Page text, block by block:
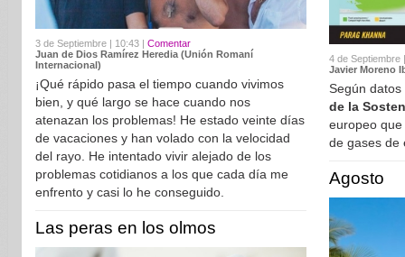
3 de Septiembre | 10:43 | Comentar
Juan de Dios Ramírez Heredia (Unión Romaní
Internacional)
¡Qué rápido pasa el tiempo cuando vivimos
bien, y qué largo se hace cuando nos
atenazan los problemas! He estado veinte días
de vacaciones y han volado con la velocidad
del rayo. He intentado vivir alejado de los
problemas cotidianos a los que cada día me
enfrento y casi lo he conseguido.
Las peras en los olmos
4 de Septiembre
Javier Moreno
Según
de la
europeo
de gases de
Agosto